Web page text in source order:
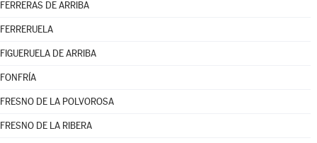
FERRERAS DE ARRIBA
FERRERUELA
FIGUERUELA DE ARRIBA
FONFRÍA
FRESNO DE LA POLVOROSA
FRESNO DE LA RIBERA